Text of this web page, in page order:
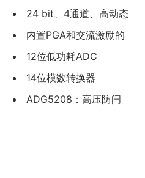
接收机中的应
24 bit、4通道、高动态
范围、内置PGA和交流激励的
24位ADC AD7
12位低功耗ADC
AD7170
14位模数转换器
AD6645
ADG5208：高压防闩